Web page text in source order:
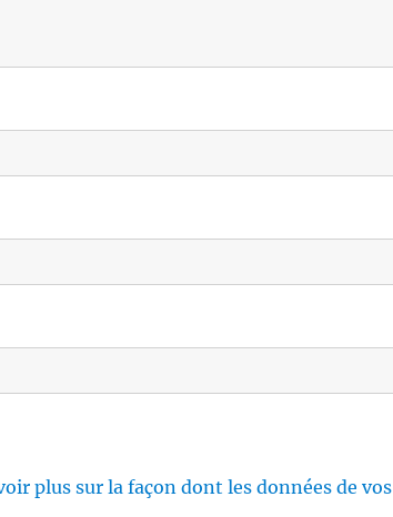
plus sur la façon dont les données de vos